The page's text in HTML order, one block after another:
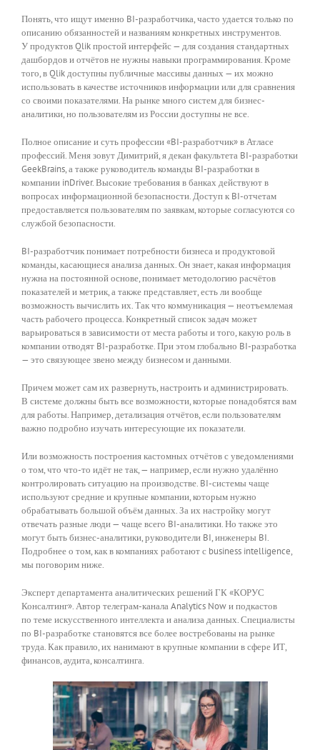
Понять, что ищут именно BI-разработчика, часто удается только по
описанию обязанностей и названиям конкретных инструментов.
У продуктов Qlik простой интерфейс — для создания стандартных
дашбордов и отчётов не нужны навыки программирования. Кроме
того, в Qlik доступны публичные массивы данных — их можно
использовать в качестве источников информации или для сравнения
со своими показателями. На рынке много систем для бизнес-
аналитики, но пользователям из России доступны не все.
Полное описание и суть профессии «BI-разработчик» в Атласе
профессий. Меня зовут Димитрий, я декан факультета BI-разработки
GeekBrains, а также руководитель команды BI-разработки в
компании inDriver. Высокие требования в банках действуют в
вопросах информационной безопасности. Доступ к BI-отчетам
предоставляется пользователям по заявкам, которые согласуются со
службой безопасности.
BI-разработчик понимает потребности бизнеса и продуктовой
команды, касающиеся анализа данных. Он знает, какая информация
нужна на постоянной основе, понимает методологию расчётов
показателей и метрик, а также представляет, есть ли вообще
возможность вычислить их. Так что коммуникация — неотъемлемая
часть рабочего процесса. Конкретный список задач может
варьироваться в зависимости от места работы и того, какую роль в
компании отводят BI-разработке. При этом глобально BI-разработка
— это связующее звено между бизнесом и данными.
Причем может сам их развернуть, настроить и администрировать.
В системе должны быть все возможности, которые понадобятся вам
для работы. Например, детализация отчётов, если пользователям
важно подробно изучать интересующие их показатели.
Или возможность построения кастомных отчётов с уведомлениями
о том, что что-то идёт не так, — например, если нужно удалённо
контролировать ситуацию на производстве. BI-системы чаще
используют средние и крупные компании, которым нужно
обрабатывать большой объём данных. За их настройку могут
отвечать разные люди — чаще всего BI-аналитики. Но также это
могут быть бизнес-аналитики, руководители BI, инженеры BI.
Подробнее о том, как в компаниях работают с business intelligence,
мы поговорим ниже.
Эксперт департамента аналитических решений ГК «КОРУС
Консалтинг». Автор телеграм-канала Analytics Now и подкастов
по теме искусственного интеллекта и анализа данных. Специалисты
по BI-разработке становятся все более востребованы на рынке
труда. Как правило, их нанимают в крупные компании в сфере ИТ,
финансов, аудита, консалтинга.